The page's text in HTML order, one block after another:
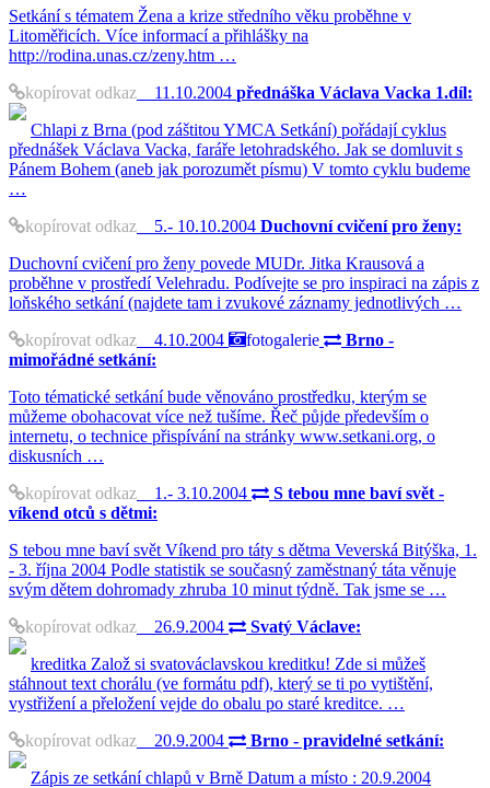
Setkání s tématem Žena a krize středního věku proběhne v
Litoměřicích. Více informací a přihlášky na
http://rodina.unas.cz/zeny.htm …
kopírovat odkaz 11.10.2004 přednáška Václava Vacka 1.díl:
Chlapi z Brna (pod záštitou YMCA Setkání) pořádají cyklus
přednášek Václava Vacka, faráře letohradského. Jak se domluvit s
Pánem Bohem (aneb jak porozumět písmu) V tomto cyklu budeme
…
kopírovat odkaz 5.- 10.10.2004 Duchovní cvičení pro ženy:
Duchovní cvičení pro ženy povede MUDr. Jitka Krausová a
proběhne v prostředí Velehradu. Podívejte se pro inspiraci na zápis z
loňského setkání (najdete tam i zvukové záznamy jednotlivých …
kopírovat odkaz 4.10.2004 fotogalerie
Brno -
mimořádné setkání:
Toto tématické setkání bude věnováno prostředku, kterým se
můžeme obohacovat více než tušíme. Řeč půjde především o
internetu, o technice přispívání na stránky www.setkani.org, o
diskusních …
kopírovat odkaz 1.- 3.10.2004
S tebou mne baví svět -
víkend otců s dětmi:
S tebou mne baví svět Víkend pro táty s dětma Veverská Bitýška, 1.
- 3. října 2004 Podle statistik se současný zaměstnaný táta věnuje
svým dětem dohromady zhruba 10 minut týdně. Tak jsme se …
kopírovat odkaz 26.9.2004
Svatý Václave:
kreditka Založ si svatováclavskou kreditku! Zde si můžeš
stáhnout text chorálu (ve formátu pdf), který se ti po vytištění,
vystřižení a přeložení vejde do obalu po staré kreditce. …
kopírovat odkaz 20.9.2004
Brno - pravidelné setkání:
Zápis ze setkání chlapů v Brně Datum a místo : 20.9.2004